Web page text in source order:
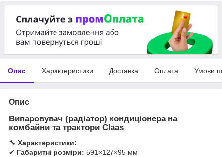
Опис Характеристики Доставка Оплата Умови
Опис
Випаровувач (радіатор) кондиціонера на
комбайни та трактори Claas
🔧 Характеристики:
✔ Габаритні розміри: 591×127×95 мм